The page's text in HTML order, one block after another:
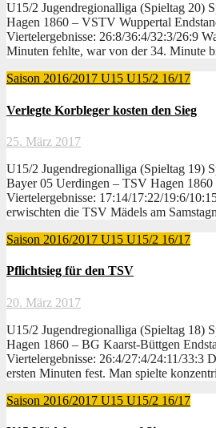
U15/2 Jugendregionalliga (Spieltag 20)
Hagen 1860 – VSTV Wuppertal
Viertelergebnisse: 26:8/36:4/32:3/26:9
Minuten fehlte, war von der 34. Minute
Saison 2016/2017 U15 U15/2 16/17
Verlegte Korbleger kosten den Sieg
25. März 2017
U15/2 Jugendregionalliga (Spieltag 19)
Bayer 05 Uerdingen – TSV Hagen 1860
Viertelergebnisse: 17:14/17:22/19:6/
erwischten die TSV Mädels am
Saison 2016/2017 U15 U15/2 16/17
Pflichtsieg für den TSV
20. März 2017
U15/2 Jugendregionalliga (Spieltag 18)
Hagen 1860 – BG Kaarst-Büttgen
Viertelergebnisse: 26:4/27:4/24:11/33:3
ersten Minuten fest. Man spielte
Saison 2016/2017 U15 U15/2 16/17